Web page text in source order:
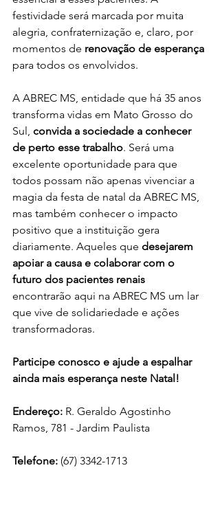
festividade será marcada por muita
alegria, confraternização e, claro, por
momentos de renovação de esperança
para todos os envolvidos.
A ABREC MS, entidade que há 35 anos
transforma vidas em Mato Grosso do
Sul, convida a sociedade a conhecer
de perto esse trabalho. Será uma
excelente oportunidade para que
todos possam não apenas vivenciar a
magia da festa de natal da ABREC MS,
mas também conhecer o impacto
positivo que a instituição gera
diariamente. Aqueles que desejarem
apoiar a causa e colaborar com o
futuro dos pacientes renais
encontrarão aqui na ABREC MS um lar
que vive de solidariedade e ações
transformadoras.
Participe conosco e ajude a espalhar
ainda mais esperança neste Natal!
Endereço: R. Geraldo Agostinho
Ramos, 781 - Jardim Paulista
Telefone: (67) 3342-1713